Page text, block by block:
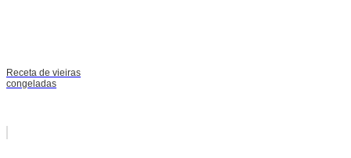
Receta de vieiras
congeladas